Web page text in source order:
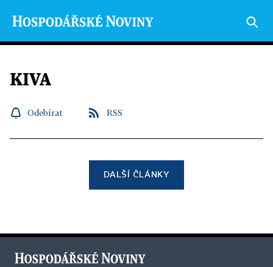
KIVA
Odebírat RSS
DALŠÍ ČLÁNKY